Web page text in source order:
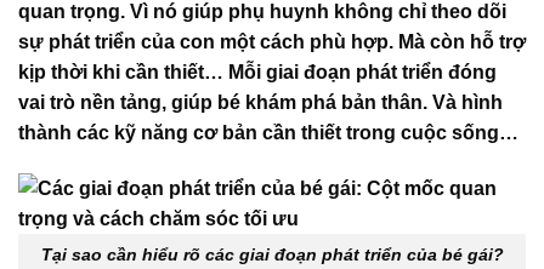
quan trọng. Vì nó giúp phụ huynh không chỉ theo dõi
sự phát triển của con một cách phù hợp. Mà còn hỗ trợ
kịp thời khi cần thiết… Mỗi giai đoạn phát triển đóng
vai trò nền tảng, giúp bé khám phá bản thân. Và hình
thành các kỹ năng cơ bản cần thiết trong cuộc sống…
Tại sao cần hiểu rõ các giai đoạn phát triển của bé gái?